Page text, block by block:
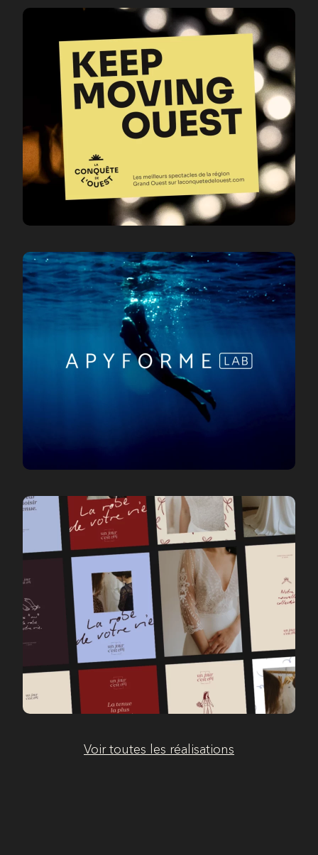
Voir toutes les réalisations